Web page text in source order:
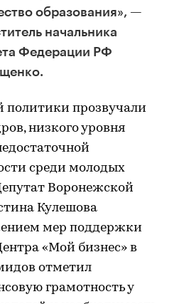
образования», —
начальника
Федерации РФ
политики прозвучали
низкого уровня
среди молодых
Воронежской
Кулешова
мер поддержки
«Мой бизнес» в
отметил
грамотность у